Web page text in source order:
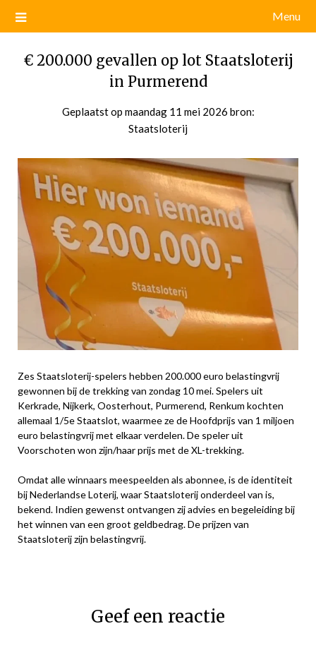
Menu
€ 200.000 gevallen op lot Staatsloterij
in Purmerend
Geplaatst op maandag 11 mei 2026 door
bron:
Staatsloterij
Zes Staatsloterij-spelers hebben 200.000 euro belastingvrij
gewonnen bij de trekking van zondag 10 mei. Spelers uit
Kerkrade, Nijkerk, Oosterhout, Purmerend, Renkum kochten
allemaal 1/5e Staatslot, waarmee ze de Hoofdprijs van 1 miljoen
euro belastingvrij met elkaar verdelen. De speler uit
Voorschoten won zijn/haar prijs met de XL-trekking.
Omdat alle winnaars meespeelden als abonnee, is de identiteit
bij Nederlandse Loterij, waar Staatsloterij onderdeel van is,
bekend. Indien gewenst ontvangen zij advies en begeleiding bij
het winnen van een groot geldbedrag. De prijzen van
Staatsloterij zijn belastingvrij.
Geef een reactie